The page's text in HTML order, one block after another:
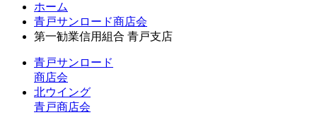
ホーム
青戸サンロード商店会
第一勧業信用組合 青戸支店
青戸サンロード
商店会
北ウイング
青戸商店会